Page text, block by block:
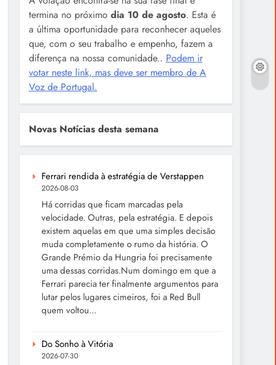
termina no próximo dia 10 de agosto. Esta é
a última oportunidade para reconhecer aqueles
que, com o seu trabalho e empenho, fazem a
diferença na nossa comunidade.. Podem ir
votar neste link, mas deve ser membro de A
Voz de Portugal.
Novas Notícias desta semana
Ferrari rendida à estratégia de Verstappen
2026-08-03
Há corridas que ficam marcadas pela
velocidade. Outras, pela estratégia. E depois
existem aquelas em que uma simples decisão
muda completamente o rumo da história. O
Grande Prémio da Hungria foi precisamente
uma dessas corridas.Num domingo em que a
Ferrari parecia ter finalmente argumentos para
lutar pelos lugares cimeiros, foi a Red Bull
quem voltou...
Do Sonho à Vitória
2026-07-30